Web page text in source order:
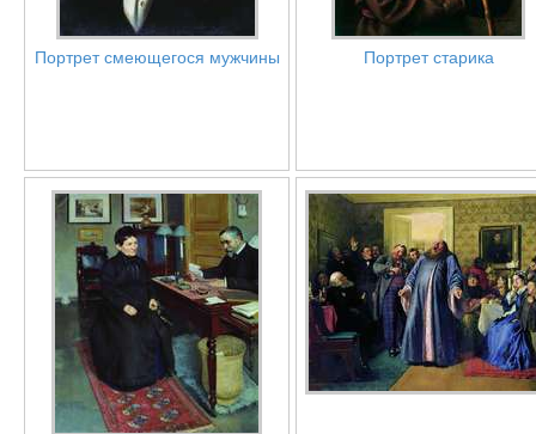
Портрет смеющегося мужчины Портрет старика